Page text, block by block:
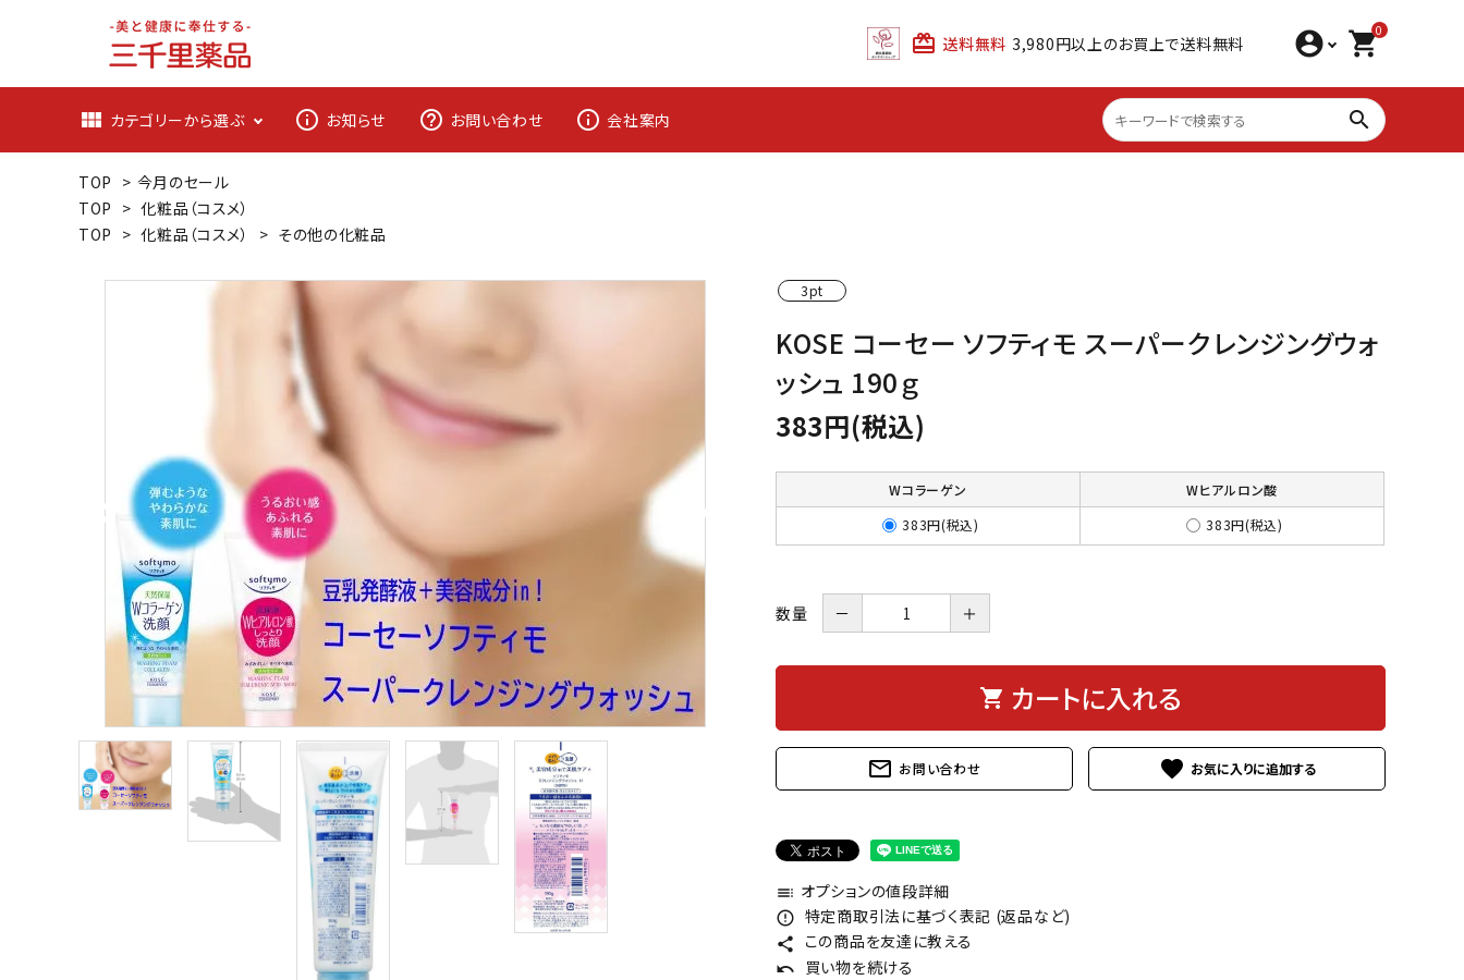
card_giftcard 送料無料 3,980円以上のお買上で送料無料 account_circle 0
shopping_cart
view_module カテゴリーから選ぶ info_outline お知らせ help_outline お問い合わせ info_outline 会社案内 search
TOP > 今月のセール
TOP > 化粧品（コスメ）
TOP > 化粧品（コスメ） > その他の化粧品
3pt
KOSE コーセー ソフティモ スーパークレンジングウォ
ッシュ 190ｇ
383円(税込)
Wコラーゲン
Wヒアルロン酸
383円(税込)
383円(税込)
数量 － ＋
shopping_cart カートに入れる
mail_outline お問い合わせ favorite
toc オプションの値段詳細
error_outline 特定商取引法に基づく表記 (返品など)
share この商品を友達に教える
undo 買い物を続ける